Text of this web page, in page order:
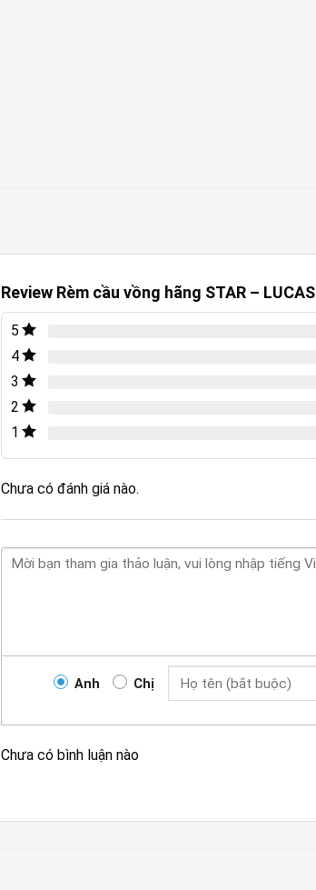
Review Rèm cầu vồng hãng STAR – LUCAS
5
4
3
2
1
Chưa có đánh giá nào.
Anh Chị
Chưa có bình luận nào